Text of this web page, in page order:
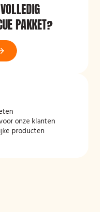
PAKKET?
onze klanten
producten